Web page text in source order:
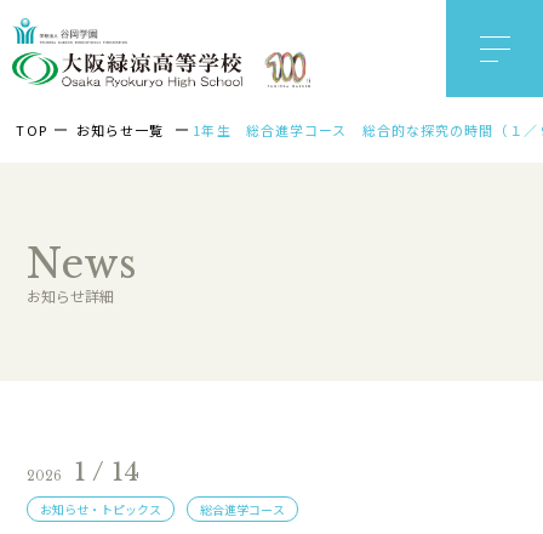
TOP お知らせ一覧 1年生 総合進学コース 総合的な探究の時間（１／
News
お知らせ詳細
2026 1 / 14
お知らせ・トピックス 総合進学コース